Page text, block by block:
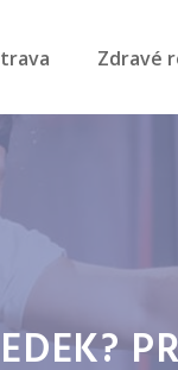
Zdravé